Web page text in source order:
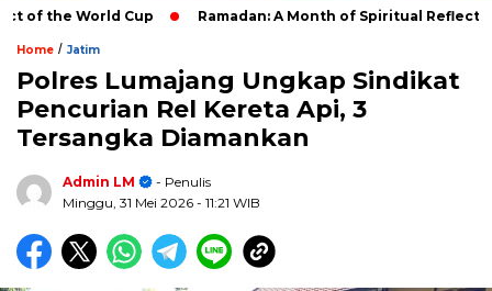
the World Cup Ramadan: A Month of Spiritual Reflection,
Home / Jatim
Polres Lumajang Ungkap Sindikat
Pencurian Rel Kereta Api, 3
Tersangka Diamankan
Admin LM
- Penulis
Minggu, 31 Mei 2026 - 11:21 WIB